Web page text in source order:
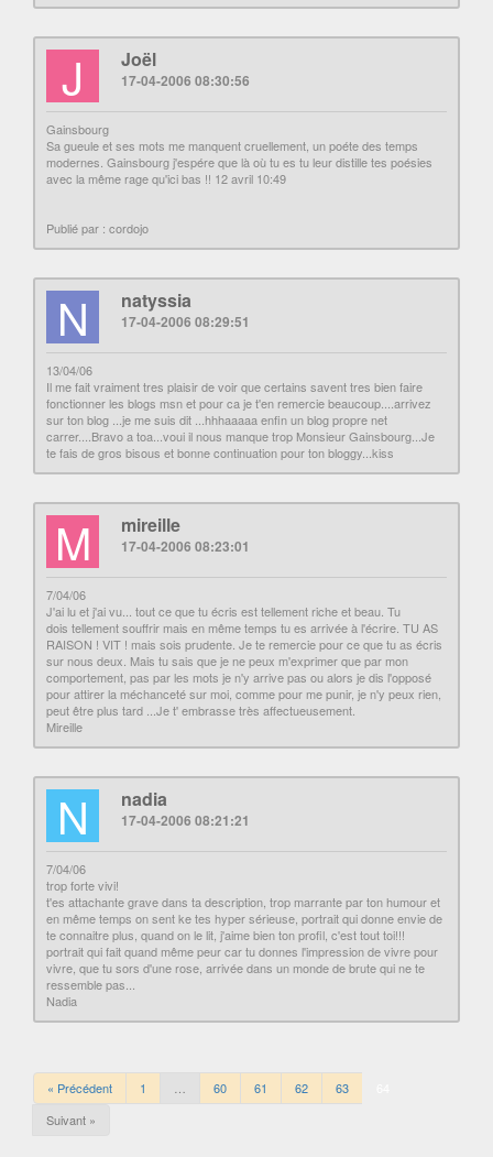
J Joël
17-04-2006 08:30:56
Gainsbourg
Sa gueule et ses mots me manquent cruellement, un poéte des temps
modernes. Gainsbourg j'espére que là où tu es tu leur distille tes poésies
avec la même rage qu'ici bas !! 12 avril 10:49
Publié par : cordojo
N natyssia
17-04-2006 08:29:51
13/04/06
Il me fait vraiment tres plaisir de voir que certains savent tres bien faire
fonctionner les blogs msn et pour ca je t'en remercie beaucoup....arrivez
sur ton blog ...je me suis dit ...hhhaaaaa enfin un blog propre net
carrer....Bravo a toa...voui il nous manque trop Monsieur Gainsbourg...Je
te fais de gros bisous et bonne continuation pour ton bloggy...kiss
M mireille
17-04-2006 08:23:01
7/04/06
J'ai lu et j'ai vu... tout ce que tu écris est tellement riche et beau. Tu
dois tellement souffrir mais en même temps tu es arrivée à l'écrire. TU AS
RAISON ! VIT ! mais sois prudente. Je te remercie pour ce que tu as écris
sur nous deux. Mais tu sais que je ne peux m'exprimer que par mon
comportement, pas par les mots je n'y arrive pas ou alors je dis l'opposé
pour attirer la méchanceté sur moi, comme pour me punir, je n'y peux rien,
peut être plus tard ...Je t' embrasse très affectueusement.
Mireille
N nadia
17-04-2006 08:21:21
7/04/06
trop forte vivi!
t'es attachante grave dans ta description, trop marrante par ton humour et
en même temps on sent ke tes hyper sérieuse, portrait qui donne envie de
te connaitre plus, quand on le lit, j'aime bien ton profil, c'est tout toi!!!
portrait qui fait quand même peur car tu donnes l'impression de vivre pour
vivre, que tu sors d'une rose, arrivée dans un monde de brute qui ne te
ressemble pas...
Nadia
« Précédent 1 60 61 62 63
Suivant »